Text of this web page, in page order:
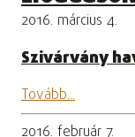
2016. március 4.
Szivárvány
Tovább...
2016. február 7.